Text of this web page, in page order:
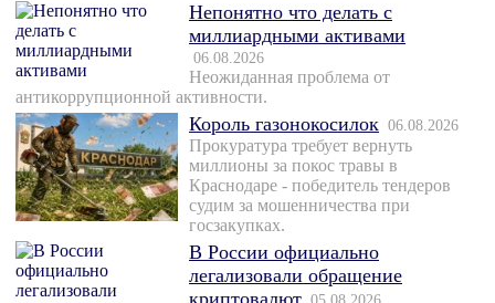
Непонятно что делать с
миллиардными активами
06.08.2026
Неожиданная проблема от
антикоррупционной активности.
Король газонокосилок 06.08.2026
Прокуратура требует вернуть
миллионы за покос травы в
Краснодаре - победитель тендеров
судим за мошенничества при
госзакупках.
В России официально
легализовали обращение